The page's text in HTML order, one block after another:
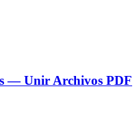
— Unir Archivos PDF